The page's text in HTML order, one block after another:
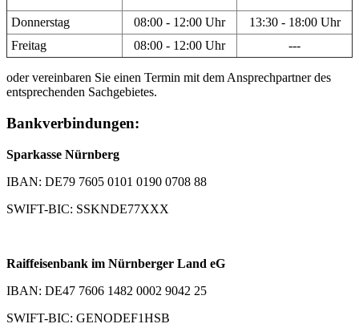
Donnerstag 08:00 - 12:00 Uhr
13:30 - 18:00 Uhr
Freitag
08:00 - 12:00 Uhr ---
oder vereinbaren Sie einen Termin mit dem Ansprechpartner des
entsprechenden Sachgebietes.
Bankverbindungen:
Sparkasse Nürnberg
IBAN: DE79 7605 0101 0190 0708 88
SWIFT-BIC: SSKNDE77XXX
Raiffeisenbank im Nürnberger Land eG
IBAN: DE47 7606 1482 0002 9042 25
SWIFT-BIC: GENODEF1HSB